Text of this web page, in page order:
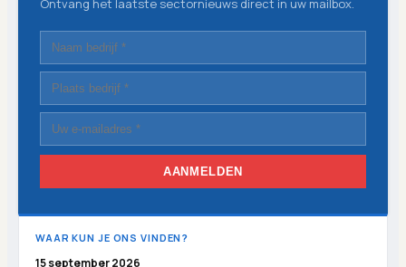
Ontvang het laatste sectornieuws direct in uw mailbox.
AANMELDEN
WAAR KUN JE ONS VINDEN?
15 september 2026